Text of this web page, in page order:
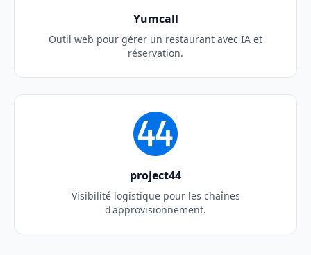
Yumcall
Outil web pour gérer un restaurant avec IA et
réservation.
project44
Visibilité logistique pour les chaînes
d'approvisionnement.